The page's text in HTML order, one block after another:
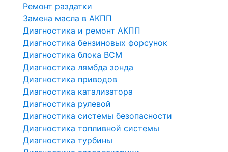
Ремонт раздатки
Замена масла в АКПП
Диагностика и ремонт АКПП
Диагностика бензиновых форсунок
Диагностика блока BCM
Диагностика лямбда зонда
Диагностика приводов
Диагностика катализатора
Диагностика рулевой
Диагностика системы безопасности
Диагностика топливной системы
Диагностика турбины